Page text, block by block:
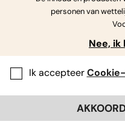
personen van
Nee, ik
Ik accepteer